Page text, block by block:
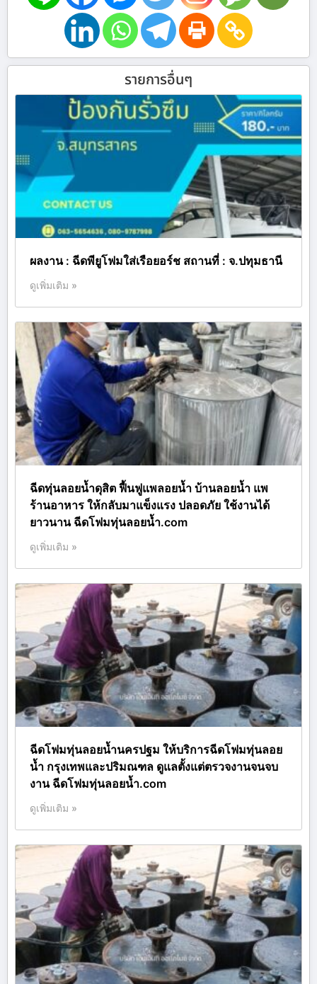
รายการอื่นๆ
ผลงาน : ฉีดพียูโฟมใส่เรือยอร์ช สถานที่ : จ.ปทุมธานี
ดูเพิ่มเติม »
ฉีดทุ่นลอยน้ำดุสิต ฟื้นฟูแพลอยน้ำ บ้านลอยน้ำ แพ
ร้านอาหาร ให้กลับมาแข็งแรง ปลอดภัย ใช้งานได้
ยาวนาน ฉีดโฟมทุ่นลอยน้ำ.com
ดูเพิ่มเติม »
ฉีดโฟมทุ่นลอยน้ำนครปฐม ให้บริการฉีดโฟมทุ่นลอย
น้ำ กรุงเทพและปริมณฑล ดูแลตั้งแต่ตรวจงานจนจบ
งาน ฉีดโฟมทุ่นลอยน้ำ.com
ดูเพิ่มเติม »